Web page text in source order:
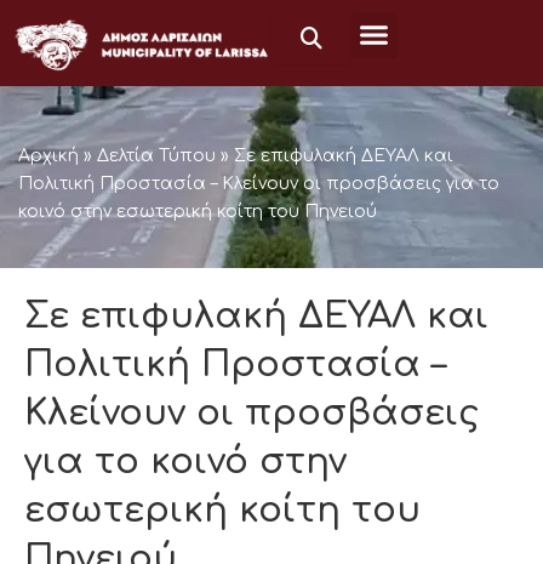
to
content
Αρχική » Δελτία Τύπου » Σε επιφυλακή ΔΕΥΑΛ και
Πολιτική Προστασία – Κλείνουν οι προσβάσεις για το
κοινό στην εσωτερική κοίτη του Πηνειού
Σε επιφυλακή ΔΕΥΑΛ και
Πολιτική Προστασία –
Κλείνουν οι προσβάσεις
για το κοινό στην
εσωτερική κοίτη του